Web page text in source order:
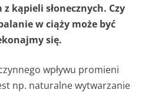
kąpieli słonecznych. Czy
w ciąży może być
się.
wpływu promieni
np. naturalne wytwarzanie